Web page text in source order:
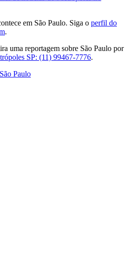
em São Paulo. Siga o perfil do
.
uma reportagem sobre São Paulo por
SP: (11) 99467-7776.
São Paulo